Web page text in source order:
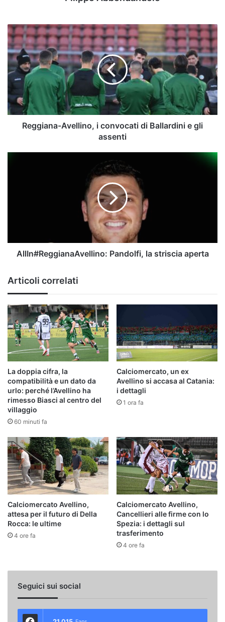
Reggiana-
Avellino,
i
convocati
di
Ballardini
gli
assenti
Reggiana-Avellino, i convocati di Ballardini e gli
assenti
AllIn#ReggianaAvellino: Pandolfi, la striscia aperta
Articoli correlati
La doppia cifra, la
compatibilità e un dato da
urlo: perché l’Avellino ha
rimesso Biasci al centro del
villaggio
60 minuti fa
Calciomercato, un ex
Avellino si accasa al Catania:
i dettagli
1 ora fa
Calciomercato Avellino,
attesa per il futuro di Della
Rocca: le ultime
4 ore fa
Calciomercato Avellino,
Cancellieri alle firme con lo
Spezia: i dettagli sul
trasferimento
4 ore fa
Seguici sui social